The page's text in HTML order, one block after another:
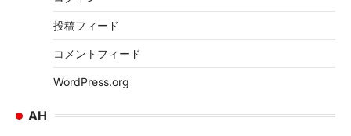
投稿フィード
コメントフィード
WordPress.org
AH